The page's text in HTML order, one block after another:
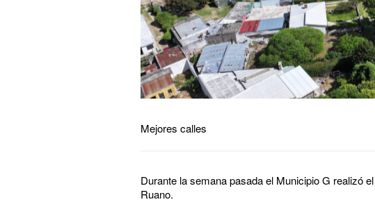
Mejores calles
Durante la semana pasada el Municipio G realizó
Ruano.